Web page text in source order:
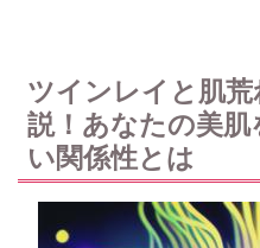
ツインレイと肌
説！あなたの美
い関係性とは